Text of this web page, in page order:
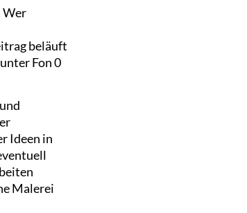
Wer
beläuft
Fon 0
Ideen in
Malerei